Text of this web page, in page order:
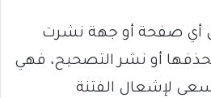
أن أي صفحة أو جهة نشرت
أو نشر التصحيح، فهي
لإشعال الفتنة